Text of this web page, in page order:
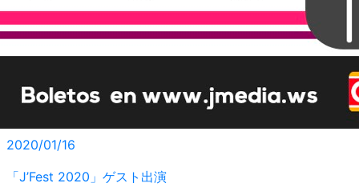
2020/01/16
「J’Fest 2020」ゲスト出演